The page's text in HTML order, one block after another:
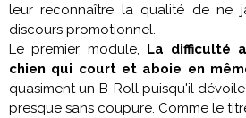
leur reconnaître la qualité de ne
discours promotionnel.
Le premier module,
La difficulté
chien qui court et aboie en
quasiment un B-Roll puisqu'il
presque sans coupure. Comme le